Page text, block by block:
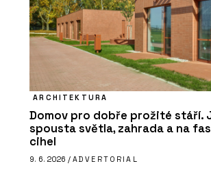
ARCHITEKTURA
Domov pro dobře prožité stáří.
spousta světla, zahrada a na
cihel
9. 6. 2026 / ADVERTORIAL